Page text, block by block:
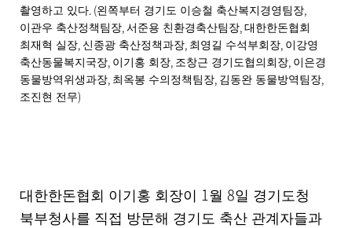
촬영하고 있다 . (왼쪽부터 경기도 이승철 축산복지경영팀장
이관우 축산정책팀장 서준용 친환경축산팀장 대한한돈협회
최재혁 실장 신종광 축산정책과장 최영길 수석부회장 이강영
축산동물복지국장 이기홍 회장 조창근 경기도협의회장 이은경
동물방역위생과장 최옥봉 수의정책팀장 김동완 동물방역팀장
조진현 전무)
대한한돈협회 이기홍 회장이 1월 8일 경기도청
북부청사를 직접 방문해 경기도 축산 관계자들과